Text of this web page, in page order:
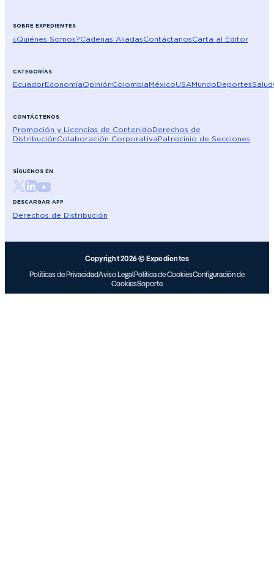
SOBRE EXPEDIENTES
¿Quiénes Somos?Cadenas AliadasContáctanosCarta al Editor
CATEGORÍAS
EcuadorEconomíaOpiniónColombiaMéxicoUSAMundoDeportesSalud
CONTÁCTENOS
Promoción y Licencias de ContenidoDerechos de
DistribuciónColaboración CorporativaPatrocinio de Secciones
SÍGUENOS EN
DESCARGAR APP
Derechos de Distribución
Copyright 2026 © Expedientes
Políticas de PrivacidadAviso LegalPolítica de CookiesConfiguración de
CookiesSoporte